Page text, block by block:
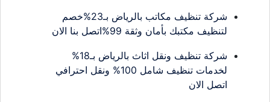
شركة تنظيف مكاتب بالرياض بـ23%خصم
لتنظيف مكتبك بأمان وثقة 99%اتصل بنا الان
شركة تنظيف ونقل اثاث بالرياض بـ18%
لخدمات تنظيف شامل 100% ونقل احترافي
اتصل الان